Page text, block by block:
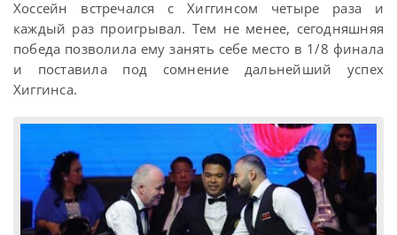
Хоссейн встречался с Хиггинсом четыре раза и
каждый раз проигрывал. Тем не менее, сегодняшняя
победа позволила ему занять себе место в 1/8 финала
и поставила под сомнение дальнейший успех
Хиггинса.